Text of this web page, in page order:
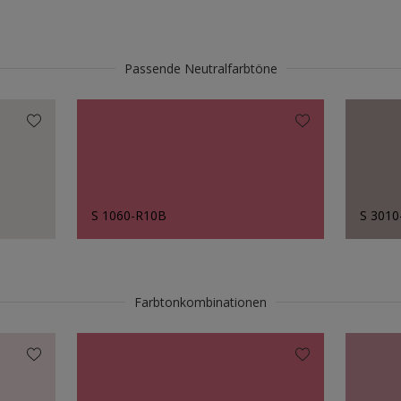
Passende Neutralfarbtöne
S 1060-R10B S
Farbtonkombinationen